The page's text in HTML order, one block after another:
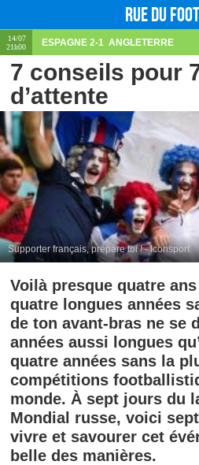
Rue du
14/07
21h00
ESPAGNE 2-1 ANGLETERRE
7 conseils pour
d’attente
Supporter français, prépare toi ! - Iconsport
Voilà presque quatre
quatre longues années
de ton avant-bras ne se
années aussi longues
quatre années sans la
compétitions
monde. À sept jours du
Mondial russe, voici
vivre et savourer cet
belle des manières.